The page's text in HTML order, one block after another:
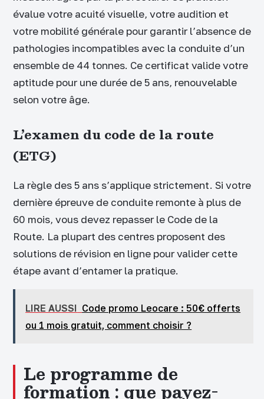
évalue votre acuité visuelle, votre audition et
votre mobilité générale pour garantir l’absence de
pathologies incompatibles avec la conduite d’un
ensemble de 44 tonnes. Ce certificat valide votre
aptitude pour une durée de 5 ans, renouvelable
selon votre âge.
L’examen du code de la route
(ETG)
La règle des 5 ans s’applique strictement. Si votre
dernière épreuve de conduite remonte à plus de
60 mois, vous devez repasser le Code de la
Route. La plupart des centres proposent des
solutions de révision en ligne pour valider cette
étape avant d’entamer la pratique.
LIRE AUSSI Code promo Leocare : 50€ offerts
ou 1 mois gratuit, comment choisir ?
Le programme de
formation : que payez-